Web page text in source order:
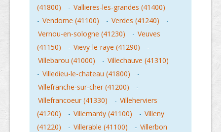
(41800)
- Vallieres-les-grandes (41400)
- Vendome (41100) - Verdes (41240)
-
Vernou-en-sologne (41230)
- Veuves
(41150)
- Vievy-le-raye (41290)
-
Villebarou (41000)
- Villechauve (41310)
- Villedieu-le-chateau (41800)
-
Villefranche-sur-cher (41200)
-
Villefrancoeur (41330)
- Villeherviers
(41200)
- Villemardy (41100) - Villeny
(41220)
- Villerable (41100) - Villerbon